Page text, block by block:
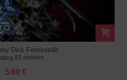
Dick Feminizált
82 reviews
5.60 €